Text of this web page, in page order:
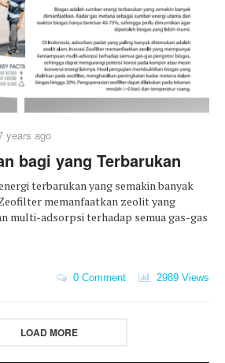
years ago
bagi yang Terbarukan
terbarukan yang semakin banyak
memanfaatkan zeolit yang
multi-adsorpsi terhadap semua gas-gas
0 Comment 2989 Views
LOAD MORE